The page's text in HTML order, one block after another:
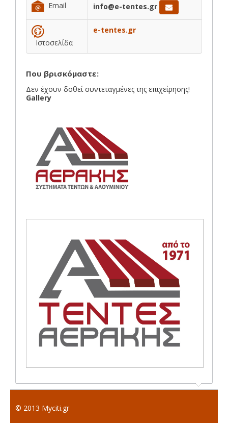
Email info@e-tentes.gr
Ιστοσελίδα
e-tentes.gr
Που βρισκόμαστε:
Δεν έχουν δοθεί συντεταγμένες της επιχείρησης!
Gallery
© 2013 Myciti.gr